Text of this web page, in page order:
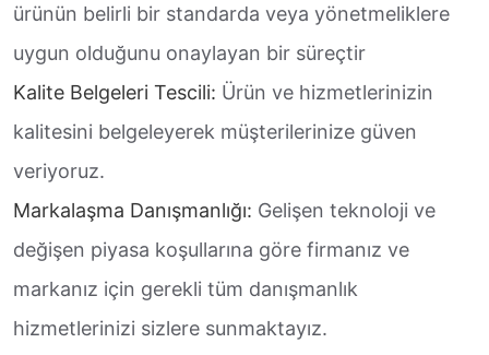
ürünün belirli bir standarda veya yönetmeliklere
uygun olduğunu onaylayan bir süreçtir
Kalite Belgeleri Tescili: Ürün ve hizmetlerinizin
kalitesini belgeleyerek müşterilerinize güven
veriyoruz.
Markalaşma Danışmanlığı: Gelişen teknoloji ve
değişen piyasa koşullarına göre firmanız ve
markanız için gerekli tüm danışmanlık
hizmetlerinizi sizlere sunmaktayız.